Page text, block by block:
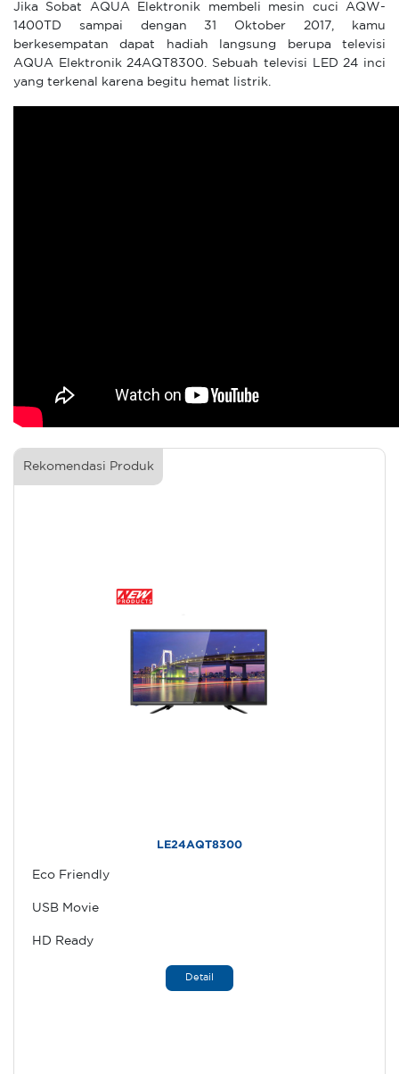
Jika Sobat AQUA Elektronik membeli mesin cuci AQW-
1400TD sampai dengan 31 Oktober 2017, kamu
berkesempatan dapat hadiah langsung berupa televisi
AQUA Elektronik 24AQT8300. Sebuah televisi LED 24 inci
yang terkenal karena begitu hemat listrik.
Rekomendasi Produk
LE24AQT8300
Eco Friendly
USB Movie
HD Ready
Detail